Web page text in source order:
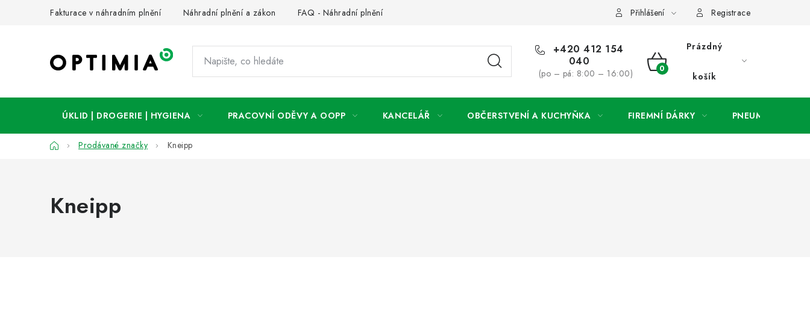
Fakturace v náhradním plnění Náhradní plnění a zákon FAQ - Náhradní plnění Podmínky ochrany osobních údajů O společnosti a
Přihlášení Registrace
+420 412 154
040
(po – pá: 8:00 – 16:00)
NÁKUPNÍ
KOŠÍK
Prázdný
košík
ÚKLID | DROGERIE | HYGIENA PRACOVNÍ ODĚVY A OOPP KANCELÁŘ OBČERSTVENÍ A KUCHYŇKA FIREMNÍ DÁRKY PNEUMATIKY
DomůProdávané značky Kneipp
Kneipp